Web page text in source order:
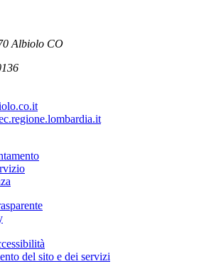
Albiolo CO
del sito e dei servizi